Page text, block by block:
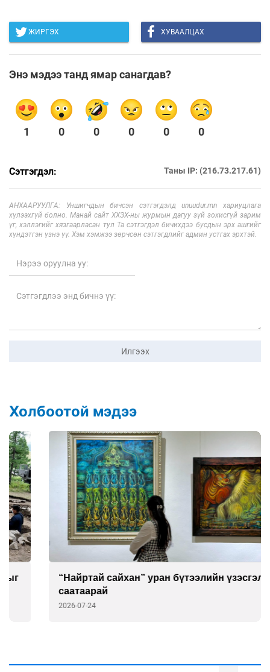
ЖИРГЭХ ХУВААЛЦАХ
Энэ мэдээ танд ямар санагдав?
1 0 0 0 0 0
Сэтгэгдэл: Таны IP: (216.73.217.61)
АНХААРУУЛГА: Уншигчдын бичсэн сэтгэгдэлд unuudur.mn хариуцлага
хүлээхгүй болно. Манай сайт ХХЗХ-ны журмын дагуу зүй зохисгүй зарим
үг, хэллэгийг хязгаарласан тул Та сэтгэгдэл бичихдээ бусдын эрх ашгийг
хүндэтгэн үзнэ үү. Хэм хэмжээ зөрчсөн сэтгэгдлийг админ устгах эрхтэй.
Илгээх
Холбоотой мэдээ
“Найртай сайхан” уран бүтээлийн үзэсгэлэнд
саатаарай